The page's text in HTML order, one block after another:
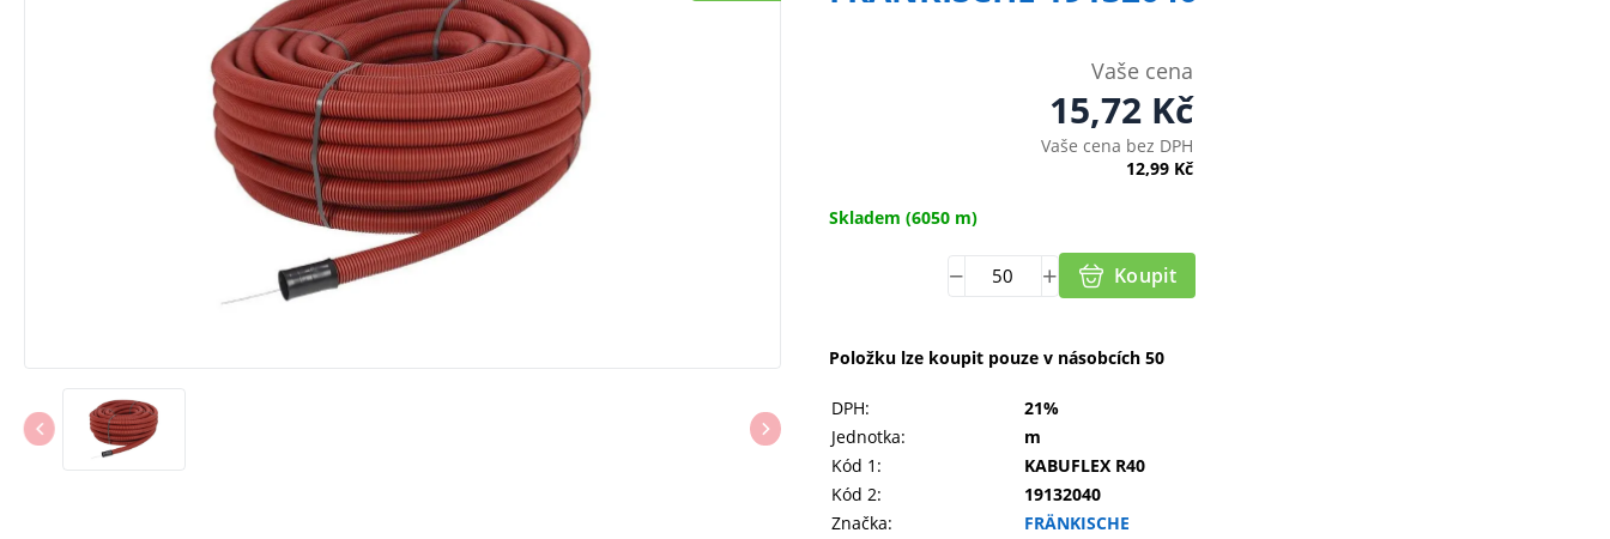
Vaše cena
15,72 Kč
Vaše cena bez DPH
12,99 Kč
Skladem (6050 m)
Koupit
Položku lze koupit pouze v násobcích 50
DPH:
21%
Jednotka:
m
Kód 1:
KABUFLEX R40
Kód 2:
19132040
Značka:
FRÄNKISCHE